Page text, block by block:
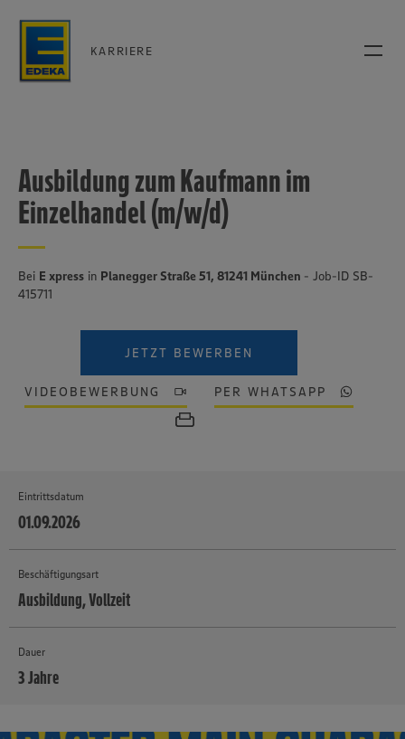
KARRIERE
Ausbildung zum Kaufmann im
Einzelhandel (m/w/d)
Bei E xpress in Planegger Straße 51, 81241 München - Job-ID SB-
415711
JETZT BEWERBEN
VIDEOBEWERBUNG PER WHATSAPP
Eintrittsdatum
01.09.2026
Beschäftigungsart
Ausbildung, Vollzeit
Dauer
3 Jahre